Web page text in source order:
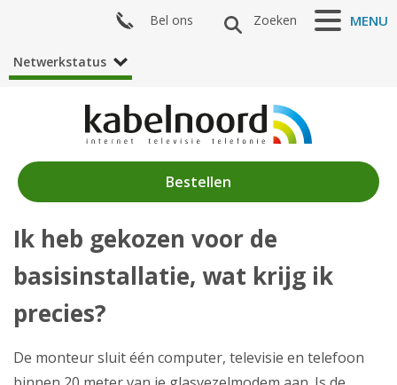
Nieuws
Producten
Klantenservice
Mijn Kabelnoord
Bestellen
MENU
Zoeken
Bel ons
Netwerkstatus
Ik heb gekozen voor de
basisinstallatie, wat krijg ik
precies?
De monteur sluit één computer, televisie en telefoon